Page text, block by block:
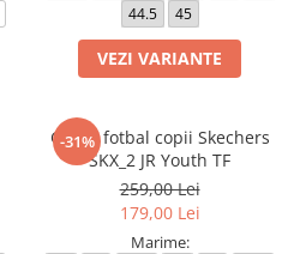
44.5
45
VEZI VARIANTE
-31%
Ghete fotbal copii Skechers
SKX_2 JR Youth TF
259,00 Lei
179,00 Lei
Marime: